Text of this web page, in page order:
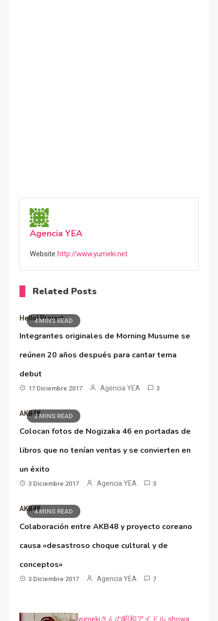
Agencia YEA
Website http://www.yumeki.net
Related Posts
4 MINS READ
Hello! Project
Integrantes originales de Morning Musume se
reúnen 20 años después para cantar tema
debut
17 Diciembre 2017 Agencia YEA 3
2 MINS READ
AKB48
Colocan fotos de Nogizaka 46 en portadas de
libros que no tenían ventas y se convierten en
un éxito
3 Diciembre 2017 Agencia YEA 3
4 MINS READ
AKB48
Colaboración entre AKB48 y proyecto coreano
causa «desastroso choque cultural y de
conceptos»
3 Diciembre 2017 Agencia YEA 7
yumekiさんの昭和アイドル showa